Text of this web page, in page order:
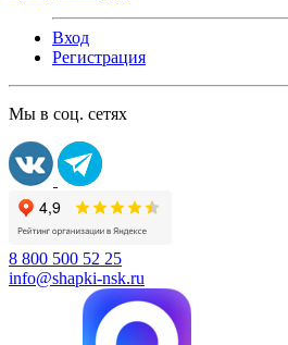
Вход
Регистрация
Мы в соц. сетях
8 800 500 52 25
info@shapki-nsk.ru